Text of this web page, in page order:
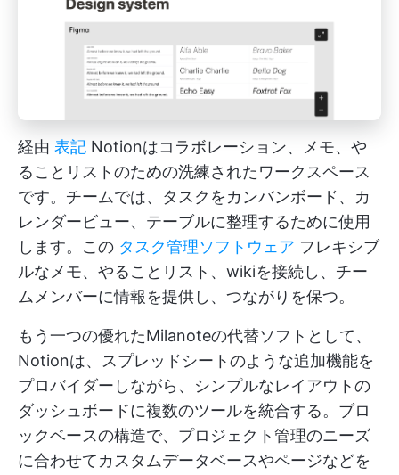
経由 表記 Notionはコラボレーション、メモ、や
ることリストのための洗練されたワークスペース
です。チームでは、タスクをカンバンボード、カ
レンダービュー、テーブルに整理するために使用
します。この タスク管理ソフトウェア フレキシブ
ルなメモ、やることリスト、wikiを接続し、チー
ムメンバーに情報を提供し、つながりを保つ。
もう一つの優れたMilanoteの代替ソフトとして、
Notionは、スプレッドシートのような追加機能を
プロバイダーしながら、シンプルなレイアウトの
ダッシュボードに複数のツールを統合する。ブロ
ックベースの構造で、プロジェクト管理のニーズ
に合わせてカスタムデータベースやページなどを